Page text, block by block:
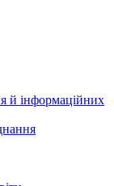
й інформаційних